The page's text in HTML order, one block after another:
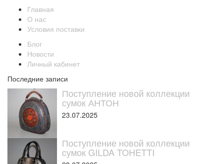
Главная
О нас
Условия поставки
Блог
Новости
Личный кабинет
Последние записи
Поступление новой коллекции
сумок АНТОН
23.07.2025
Поступление новой коллекции
сумок GILDA TOHETTI